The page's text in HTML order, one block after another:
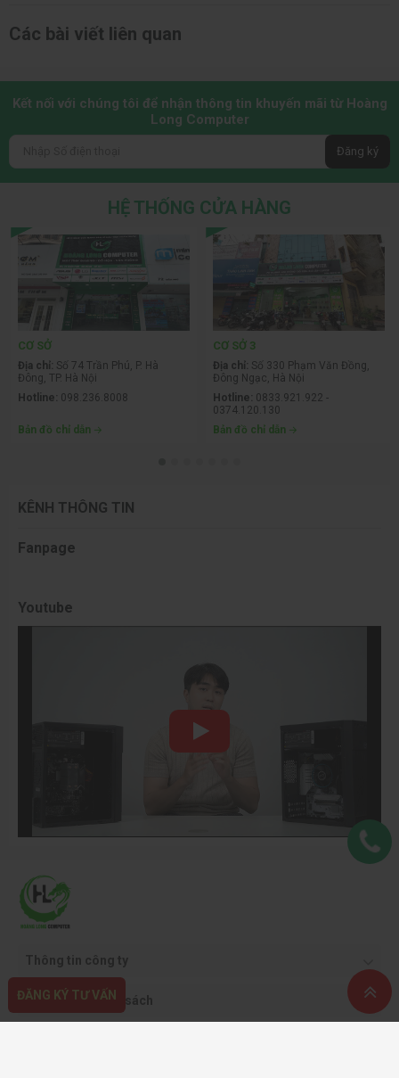
Các bài viết liên quan
Kết nối với chúng tôi để nhận thông tin khuyến mãi từ Hoàng
Long Computer
Đăng ký
HỆ THỐNG CỬA HÀNG
CƠ SỞ
Địa chỉ: Số 74 Trần Phú, P. Hà
Đông, TP. Hà Nội
Hotline: 098.236.8008
Bản đồ chỉ dẫn
CƠ SỞ 3
Địa chỉ: Số 330 Phạm Văn Đồng,
Đông Ngạc, Hà Nội
Hotline: 0833.921.922 -
0374.120.130
Bản đồ chỉ dẫn
KÊNH THÔNG TIN
Fanpage
Youtube
Thông tin công ty
Quy định & chính sách
ĐĂNG KÝ TƯ VẤN